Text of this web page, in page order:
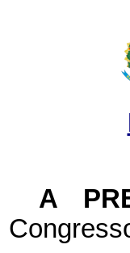
A